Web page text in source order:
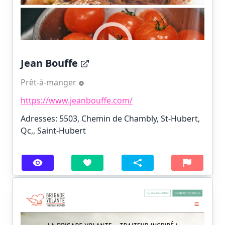
Jean Bouffe
Prêt-à-manger
https://www.jeanbouffe.com/
Adresses: 5503, Chemin de Chambly, St-Hubert,
Qc,, Saint-Hubert